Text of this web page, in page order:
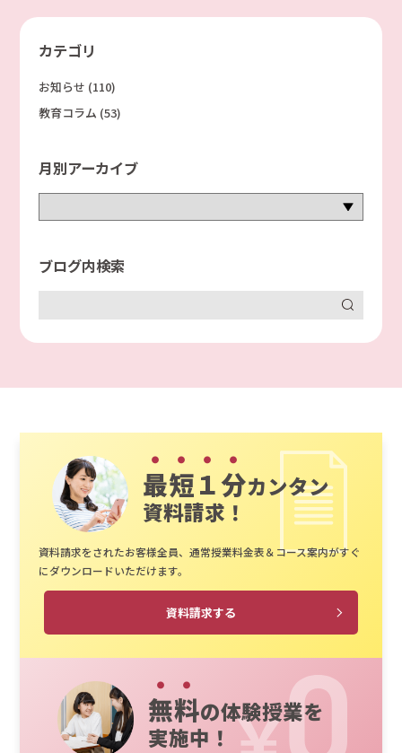
カテゴリ
お知らせ (110)
教育コラム (53)
月別アーカイブ
ブログ内検索
最短１分カンタン
資料請求！
資料請求をされたお客様全員、通常授業料金表＆コース案内がすぐ
にダウンロードいただけます。
資料請求する
無料の体験授業を
実施中！